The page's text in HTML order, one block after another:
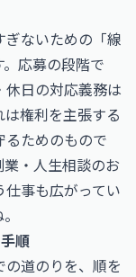
ないための「線
応募の段階で
休日の対応義務は
権利を主張する
るためのもので
・人生相談のお
事も広がってい
順
道のりを、順を